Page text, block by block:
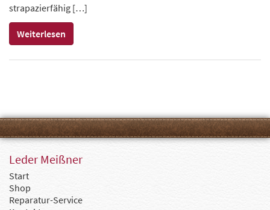
strapazierfähig […]
Weiterlesen
Leder Meißner
Start
Shop
Reparatur-Service